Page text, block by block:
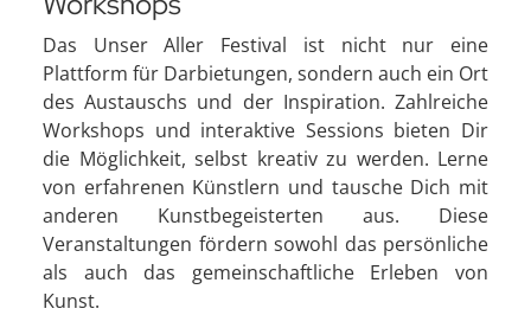
Das Unser Aller Festival ist nicht nur eine
Plattform für Darbietungen, sondern auch ein Ort
des Austauschs und der Inspiration. Zahlreiche
Workshops und interaktive Sessions bieten Dir
die Möglichkeit, selbst kreativ zu werden. Lerne
von erfahrenen Künstlern und tausche Dich mit
anderen Kunstbegeisterten aus. Diese
Veranstaltungen fördern sowohl das persönliche
als auch das gemeinschaftliche Erleben von
Kunst.